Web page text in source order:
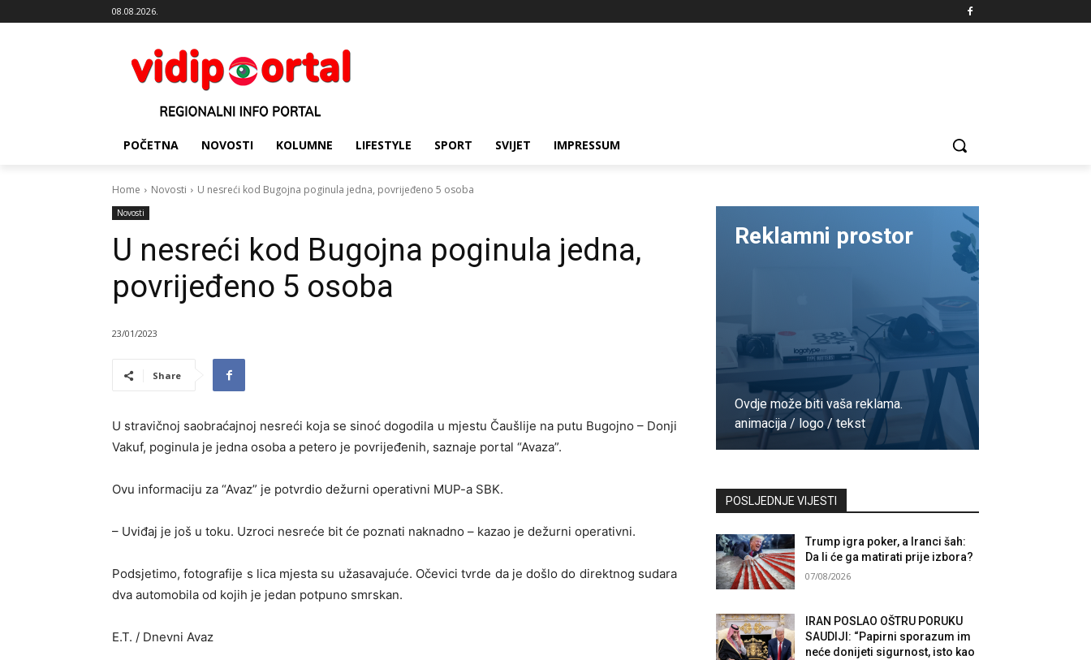
08.08.2026.
POČETNA NOVOSTI KOLUMNE LIFESTYLE SPORT SVIJET IMPRESSUM
Home Novosti U nesreći kod Bugojna poginula jedna, povrijeđeno 5 osoba
Novosti
U nesreći kod Bugojna poginula jedna,
povrijeđeno 5 osoba
23/01/2023
Share
U stravičnoj saobraćajnoj nesreći koja se sinoć dogodila u mjestu Čaušlije na putu Bugojno – Donji
Vakuf, poginula je jedna osoba a petero je povrijeđenih, saznaje portal “Avaza”.
Ovu informaciju za “Avaz” je potvrdio dežurni operativni MUP-a SBK.
– Uviđaj je još u toku. Uzroci nesreće bit će poznati naknadno – kazao je dežurni operativni.
Podsjetimo, fotografije s lica mjesta su užasavajuće. Očevici tvrde da je došlo do direktnog sudara
dva automobila od kojih je jedan potpuno smrskan.
E.T. / Dnevni Avaz
Reklamni prostor
Ovdje može biti vaša reklama.
animacija / logo / tekst
POSLJEDNJE VIJESTI
Trump igra poker, a Iranci šah:
Da li će ga matirati prije izbora?
07/08/2026
IRAN POSLAO OŠTRU PORUKU
SAUDIJI: “Papirni sporazum im
neće donijeti sigurnost, isto kao